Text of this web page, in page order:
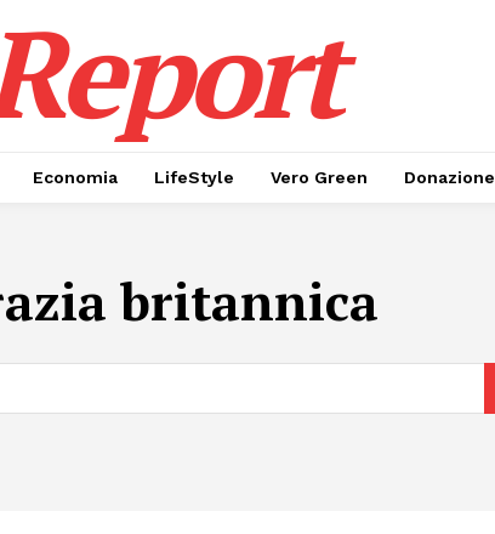
Economia LifeStyle Vero Green Donazione
britannica